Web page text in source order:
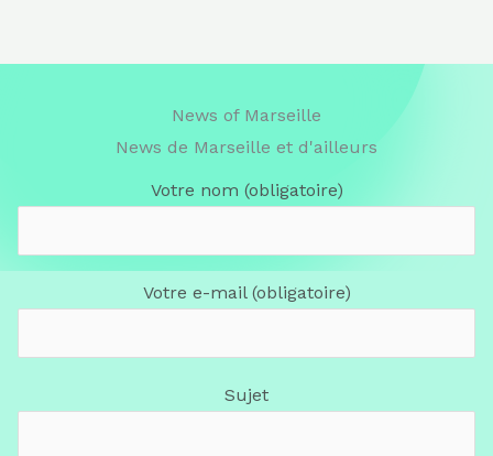
News of Marseille
News de Marseille et d'ailleurs
Votre nom (obligatoire)
Votre e-mail (obligatoire)
Sujet